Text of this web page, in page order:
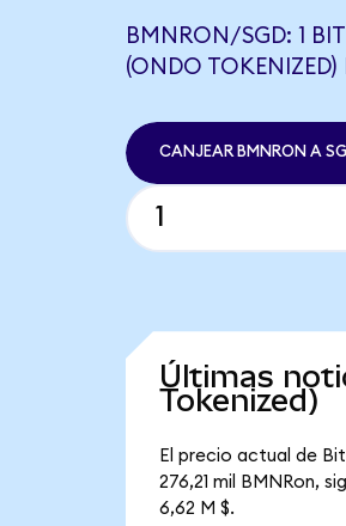
BMNRON/SGD: 1
(ONDO
CANJEAR BMNRON A
Últimas
Tokenized)
El precio actual de
276,21 mil BMNRon,
6,62 M $.